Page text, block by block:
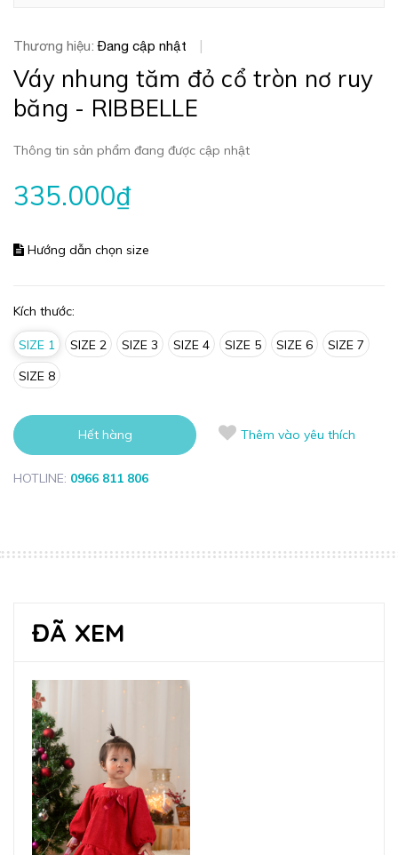
Thương hiệu:Đang cập nhật
Váy nhung tăm đỏ cổ tròn nơ ruy
băng - RIBBELLE
Thông tin sản phẩm đang được cập nhật
335.000₫
Hướng dẫn chọn size
Kích thước:
SIZE 1 SIZE 2 SIZE 3 SIZE 4 SIZE 5 SIZE 6
SIZE 7
SIZE 8
Hết hàng Thêm vào yêu thích
HOTLINE: 0966 811 806
ĐÃ XEM